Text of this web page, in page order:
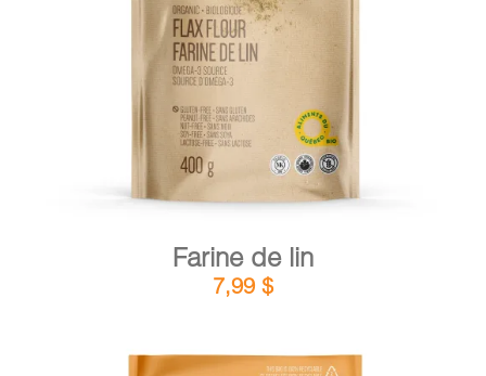
AJOUTER AU PANIER /
Farine de lin
7,99 $